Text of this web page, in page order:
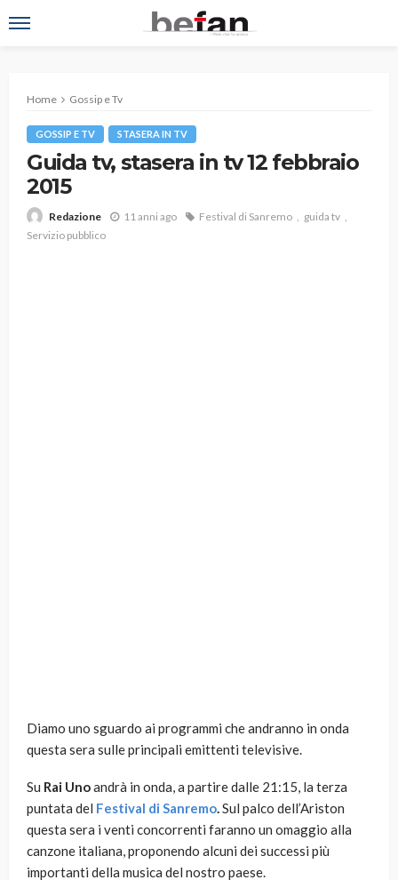
Home Gossip e Tv
GOSSIP E TV STASERA IN TV
Guida tv, stasera in tv 12 febbraio
2015
Redazione 11 anni ago Festival di Sanremo
guida tv
Servizio pubblico
Diamo uno sguardo ai programmi che andranno in onda
questa sera sulle principali emittenti televisive.
Su Rai Unoandrà in onda, a partire dalle 21:15, la terza
puntata del Festival di Sanremo.Sul palco dell’Ariston
questa sera i venti concorrenti faranno un omaggio alla
canzone italiana, proponendo alcuni dei successi più
importanti della musica del nostro paese.